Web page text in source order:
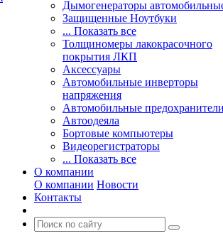
Дымогенераторы
Защищенные Ноутбуки
... Показать все
Толщиномеры лакокрасочного
покрытия ЛКП
Аксессуары
Автомобильные инверторы
напряжения
Автомобильные
Автоодеяла
Бортовые компьютеры
Видеорегистраторы
... Показать все
О компании
О компании Новости
Контакты